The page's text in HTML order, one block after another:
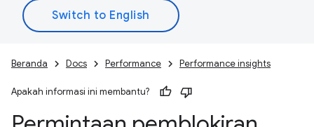
Beranda Docs Performance Performance insights
Apakah informasi ini membantu?